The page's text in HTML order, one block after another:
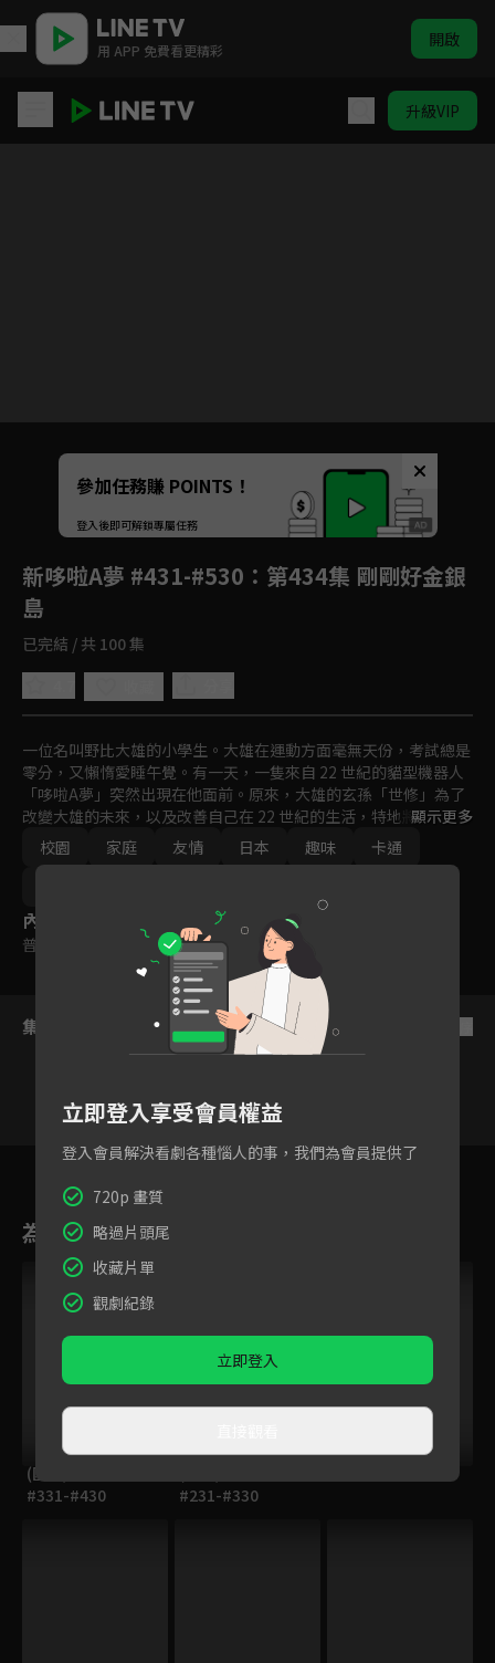
用 APP 免費看更精彩 開啟
升級VIP
Unmute
如有不便請見諒
參加任務賺 POINTS！
登入後即可解鎖專屬任務
新哆啦A夢 #431-#530 ：第434集 剛剛好金銀
島
已完結 / 共 100 集
一位名叫野比大雄的小學生。大雄在運動方面毫無天份，考試總是
零分，又懶惰愛睡午覺。有一天，一隻來自 22 世紀的貓型機器人
「哆啦A夢」突然出現在他面前。原來，大雄的玄孫「世修」為了
改變大雄的未來，以及改善自己在 22 世紀的生活，特地將哆啦Ａ
夢送回現代幫助大雄。哆啦A夢擁有各式各樣的未來道具，可以幫
助大雄解決難題。
顯示更多
校園
家庭 友情 日本 趣味
卡通
內容標籤
普遍級
集數列表
432 433 434 435 436
為您推薦
(國語)新哆啦A夢
#331-#430
#231-#330
立即登入享受會員權益
登入會員解決看劇各種惱人的事，我們為會員提供了
720p 畫質
略過片頭尾
收藏片單
觀劇紀錄
立即登入